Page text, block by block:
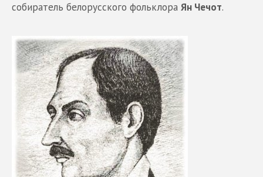
собиратель белорусского фольклора Ян Чечот.